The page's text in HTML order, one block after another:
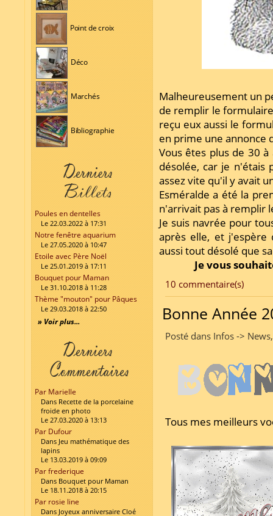
Point de croix
Déco
Marchés
Bibliographie
Poules en dentelles
Le 22.03.2022 à 17:31
Notre fenêtre aquarium
Le 27.05.2020 à 10:47
Etoile avec Père Noël
Le 25.01.2019 à 17:11
Bouquet pour Maman
Le 31.10.2018 à 11:28
Thème "mouton" pour Pâques
Le 29.03.2018 à 22:50
» Voir plus...
Par Marielle
Dans Recette de la porcelaine
froide en photo
Le 27.03.2020 à 13:13
Par Dufour
Dans Jeu mathématique des
lapins
Le 13.03.2019 à 09:09
Par frederique
Dans Bouquet pour Maman
Le 18.11.2018 à 20:15
Par rosie line
Dans Joyeux anniversaire Cloé
Malheureusement un
de remplir le
reçu eux aussi le
en prime une annonce
Vous êtes plus de 30
désolée, car je n'étais
assez vite qu'il y avait
Esméralde a été la
n'arrivait pas à remplir
Je suis navrée pour
après elle, et j'espère
aussi tout désolé que
Je vous
10 commentaire(s)
Bonne Année
Posté dans Infos ->
Tous mes meilleurs